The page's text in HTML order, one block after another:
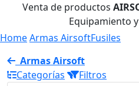
Venta de productos
Equipamiento
HomeArmas AirsoftFusiles
Armas Airsoft
Categorías
Filtros